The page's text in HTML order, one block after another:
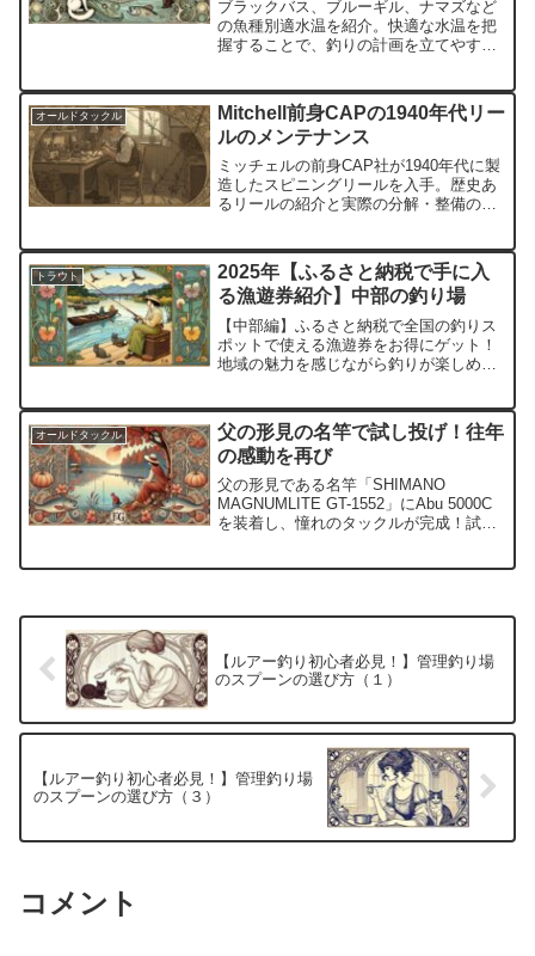
ブラックバス、ブルーギル、ナマズなど
の魚種別適水温を紹介。快適な水温を把
握することで、釣りの計画を立てやすく
オールドタックル
Mitchell前身CAPの1940年代リー
ルのメンテナンス
ミッチェルの前身CAP社が1940年代に製
造したスピニングリールを入手。歴史あ
るリールの紹介と実際の分解・整備の様
トラウト
2025年【ふるさと納税で手に入
る漁遊券紹介】中部の釣り場
【中部編】ふるさと納税で全国の釣りス
ポットで使える漁遊券をお得にゲット！
地域の魅力を感じながら釣りが楽しめる
オールドタックル
父の形見の名竿で試し投げ！往年
の感動を再び
父の形見である名竿「SHIMANO
MAGNUMLITE GT-1552」にAbu 5000C
を装着し、憧れのタックルが完成！試し
【ルアー釣り初心者必見！】管理釣り場
のスプーンの選び方（１）
【ルアー釣り初心者必見！】管理釣り場
のスプーンの選び方（３）
コメント